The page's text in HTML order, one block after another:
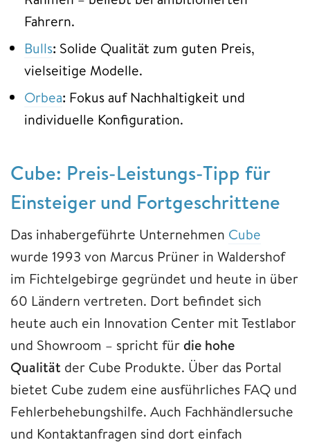
Fahrern.
Bulls: Solide Qualität zum guten Preis,
vielseitige Modelle.
Orbea: Fokus auf Nachhaltigkeit und
individuelle Konfiguration.
Cube: Preis-Leistungs-Tipp für
Einsteiger und Fortgeschrittene
Das inhabergeführte Unternehmen Cube
wurde 1993 von Marcus Prüner in Waldershof
im Fichtelgebirge gegründet und heute in über
60 Ländern vertreten. Dort befindet sich
heute auch ein Innovation Center mit Testlabor
und Showroom – spricht für die hohe
Qualität der Cube Produkte. Über das Portal
bietet Cube zudem eine ausführliches FAQ und
Fehlerbehebungshilfe. Auch Fachhändlersuche
und Kontaktanfragen sind dort einfach